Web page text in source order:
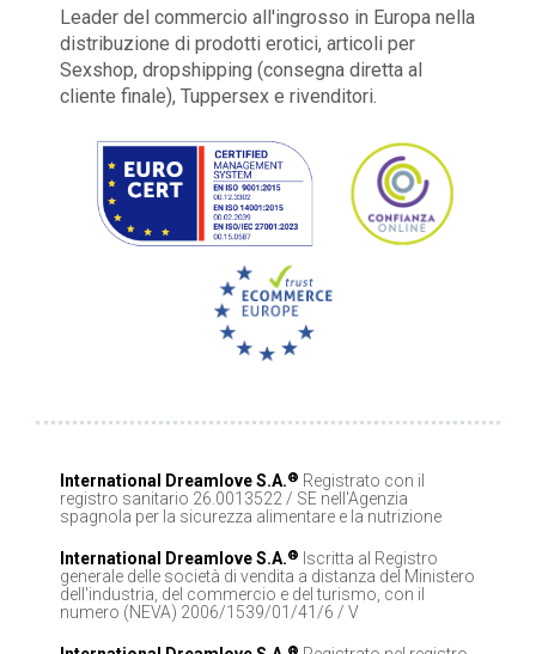
Leader del commercio all'ingrosso in Europa nella
distribuzione di prodotti erotici, articoli per
Sexshop, dropshipping (consegna diretta al
cliente finale), Tuppersex e rivenditori.
International Dreamlove S.A.® Registrato con il
registro sanitario 26.0013522 / SE nell'Agenzia
spagnola per la sicurezza alimentare e la nutrizione
International Dreamlove S.A.®
Iscritta al Registro
generale delle società di vendita a distanza del Ministero
dell'industria, del commercio e del turismo, con il
numero (NEVA) 2006/1539/01/41/6 / V